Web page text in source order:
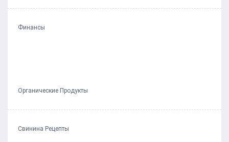
Финансы
Органические Продукты
Свинина Рецепты